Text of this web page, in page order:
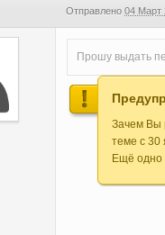
Отправлено04 Март
Прошу выдать
Зачем Вы
теме с 30
Ещё одно